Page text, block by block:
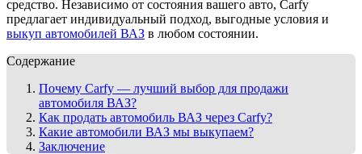
средство. Независимо от состояния вашего авто, Carfy
предлагает индивидуальный подход, выгодные условия и
выкуп автомобилей ВАЗ в любом состоянии.
Содержание
Почему Carfy — лучший выбор для продажи
автомобиля ВАЗ?
Как продать автомобиль ВАЗ через Carfy?
Какие автомобили ВАЗ мы выкупаем?
Заключение